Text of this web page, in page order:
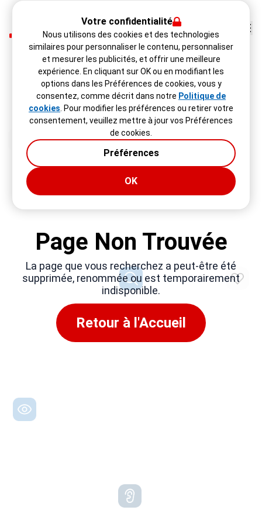
Page Non Trouvée
La page que vous recherchez a peut-être été
supprimée, renommée ou est temporairement
indisponible.
Retour à l'Accueil
Votre confidentialité
Nous utilisons des cookies et des technologies
similaires pour personnaliser le contenu, personnaliser
et mesurer les publicités, et offrir une meilleure
expérience. En cliquant sur OK ou en modifiant les
options dans les Préférences de cookies, vous y
consentez, comme décrit dans notre Politique de
cookies . Pour modifier les préférences ou retirer votre
consentement, veuillez mettre à jour vos Préférences
de cookies.
Préférences
OK